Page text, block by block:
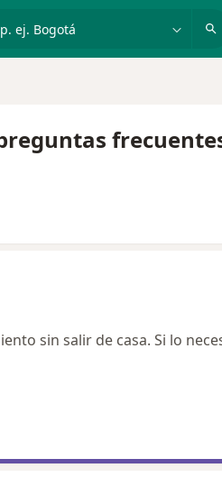
p. ej. Bogotá
sin salir de casa. Si lo